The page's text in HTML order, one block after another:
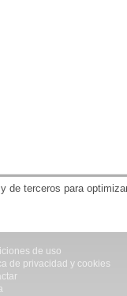
de uso
de privacidad y cookies
de terceros para